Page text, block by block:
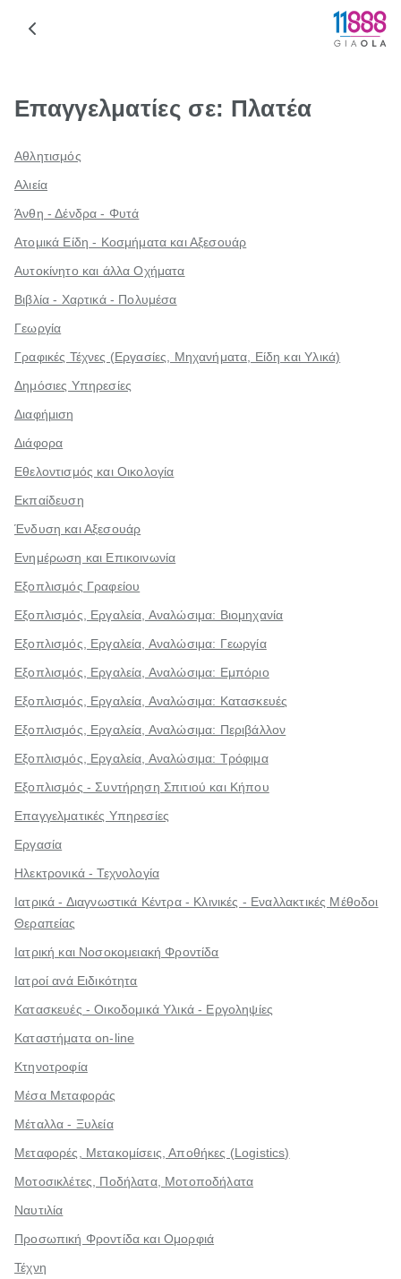
Επαγγελματίες σε: Πλατέα
Αθλητισμός
Αλιεία
Άνθη - Δένδρα - Φυτά
Ατομικά Είδη - Κοσμήματα και Αξεσουάρ
Αυτοκίνητο και άλλα Οχήματα
Βιβλία - Χαρτικά - Πολυμέσα
Γεωργία
Γραφικές Τέχνες (Εργασίες, Μηχανήματα, Είδη και Υλικά)
Δημόσιες Υπηρεσίες
Διαφήμιση
Διάφορα
Εθελοντισμός και Οικολογία
Εκπαίδευση
Ένδυση και Αξεσουάρ
Ενημέρωση και Επικοινωνία
Εξοπλισμός Γραφείου
Εξοπλισμός, Εργαλεία, Αναλώσιμα: Βιομηχανία
Εξοπλισμός, Εργαλεία, Αναλώσιμα: Γεωργία
Εξοπλισμός, Εργαλεία, Αναλώσιμα: Εμπόριο
Εξοπλισμός, Εργαλεία, Αναλώσιμα: Κατασκευές
Εξοπλισμός, Εργαλεία, Αναλώσιμα: Περιβάλλον
Εξοπλισμός, Εργαλεία, Αναλώσιμα: Τρόφιμα
Εξοπλισμός - Συντήρηση Σπιτιού και Κήπου
Επαγγελματικές Υπηρεσίες
Εργασία
Ηλεκτρονικά - Τεχνολογία
Ιατρικά - Διαγνωστικά Κέντρα - Κλινικές - Εναλλακτικές Μέθοδοι
Θεραπείας
Ιατρική και Νοσοκομειακή Φροντίδα
Ιατροί ανά Ειδικότητα
Κατασκευές - Οικοδομικά Υλικά - Εργοληψίες
Καταστήματα on-line
Κτηνοτροφία
Μέσα Μεταφοράς
Μέταλλα - Ξυλεία
Μεταφορές, Μετακομίσεις, Αποθήκες (Logistics)
Μοτοσικλέτες, Ποδήλατα, Μοτοποδήλατα
Ναυτιλία
Προσωπική Φροντίδα και Ομορφιά
Τέχνη